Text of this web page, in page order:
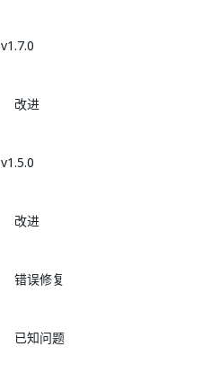
v1.7.0
改进
v1.5.0
改进
错误修复
已知问题